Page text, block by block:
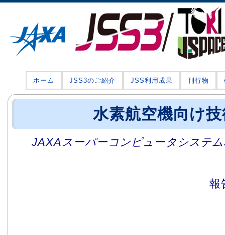
ホーム JSS3のご紹介 JSS利用成果 刊行物
水素航空機向け
JAXAスーパーコンピュータシステ
報